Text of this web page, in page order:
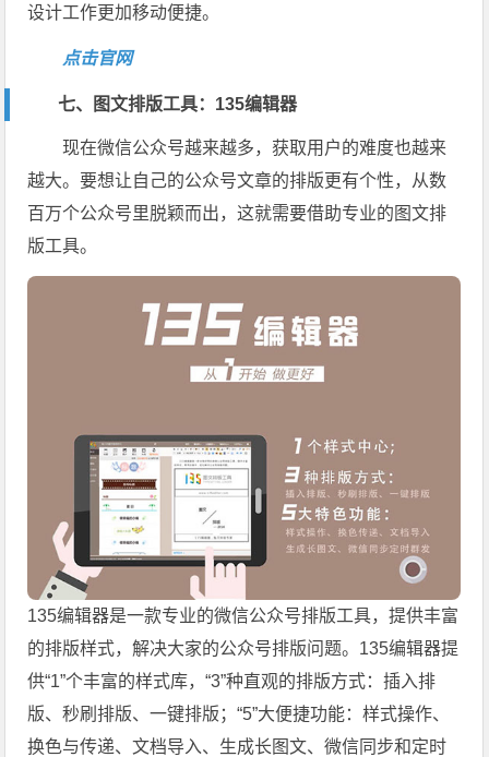
设计工作更加移动便捷。
点击官网
七、图文排版工具：135编辑器
现在微信公众号越来越多，获取用户的难度也越来
越大。要想让自己的公众号文章的排版更有个性，从数
百万个公众号里脱颖而出，这就需要借助专业的图文排
版工具。
135编辑器是一款专业的微信公众号排版工具，提供丰富
的排版样式，解决大家的公众号排版问题。135编辑器提
供“1”个丰富的样式库，“3”种直观的排版方式：插入排
版、秒刷排版、一键排版；“5”大便捷功能：样式操作、
换色与传递、文档导入、生成长图文、微信同步和定时